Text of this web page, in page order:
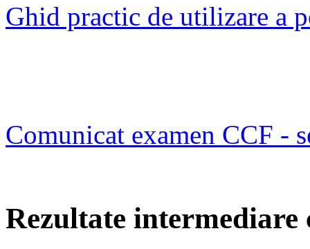
Ghid practic de utilizare a
Comunicat examen CCF -
Rezultate intermediare